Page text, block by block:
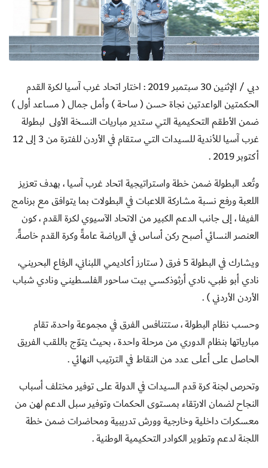
دبي / الإثنين 30 سبتمبر 2019 : اختار اتحاد غرب آسيا لكرة القدم
الحكمتين الواعدتين نجاة حسن ( ساحة ) وأمل جمال ( مساعد أول )
ضمن الأطقم التحكيمية التي ستدير مباريات النسخة الأولى لبطولة
غرب آسيا للأندية للسيدات التي ستقام في الأردن للفترة من 3 إلى 12
أكتوبر 2019 .
وتُعد البطولة ضمن خطة واستراتيجية اتحاد غرب آسيا ، بهدف تعزيز
اللعبة ورفع نسبة مشاركة اللاعبات في البطولات بما يتوافق مع برنامج
الفيفا ، إلى جانب الدعم الكبير من الاتحاد الآسيوي لكرة القدم ، كون
العنصر النسائي أصبح ركن أساس في الرياضة عامةً وكرة القدم خاصةً.
ويشارك في البطولة 5 فرق ( ستارز أكاديمي اللبناني، الرفاع البحريني،
نادي أبو ظبي، نادي أرثوذكسي بيت ساحور الفلسطيني ونادي شباب
الأردن الأردني ) .
وحسب نظام البطولة ، ستتنافس الفرق في مجموعة واحدة، تقام
مبارياتها بنظام الدوري من مرحلة واحدة ، بحيث يتوّج باللقب الفريق
الحاصل على أعلى عدد من النقاط في الترتيب النهائي .
وتحرص لجنة كرة قدم السيدات في الدولة على توفير مختلف أسباب
النجاح لضمان الارتقاء بمستوى الحكمات وتوفير سبل الدعم لهن من
معسكرات داخلية وخارجية وورش تدريبية ومحاضرات ضمن خطة
اللجنة لدعم وتطوير الكوادر التحكيمية الوطنية .